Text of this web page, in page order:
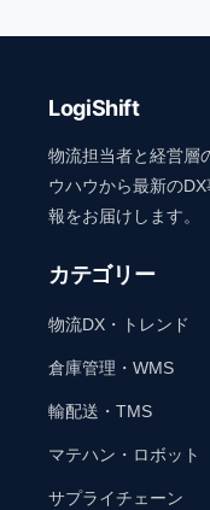
LogiShift
物流担当者と経営層
ウハウから最新の
報をお届けします。
カテゴリー
物流DX・トレンド
倉庫管理・WMS
輸配送・TMS
マテハン・ロボット
サプライチェーン